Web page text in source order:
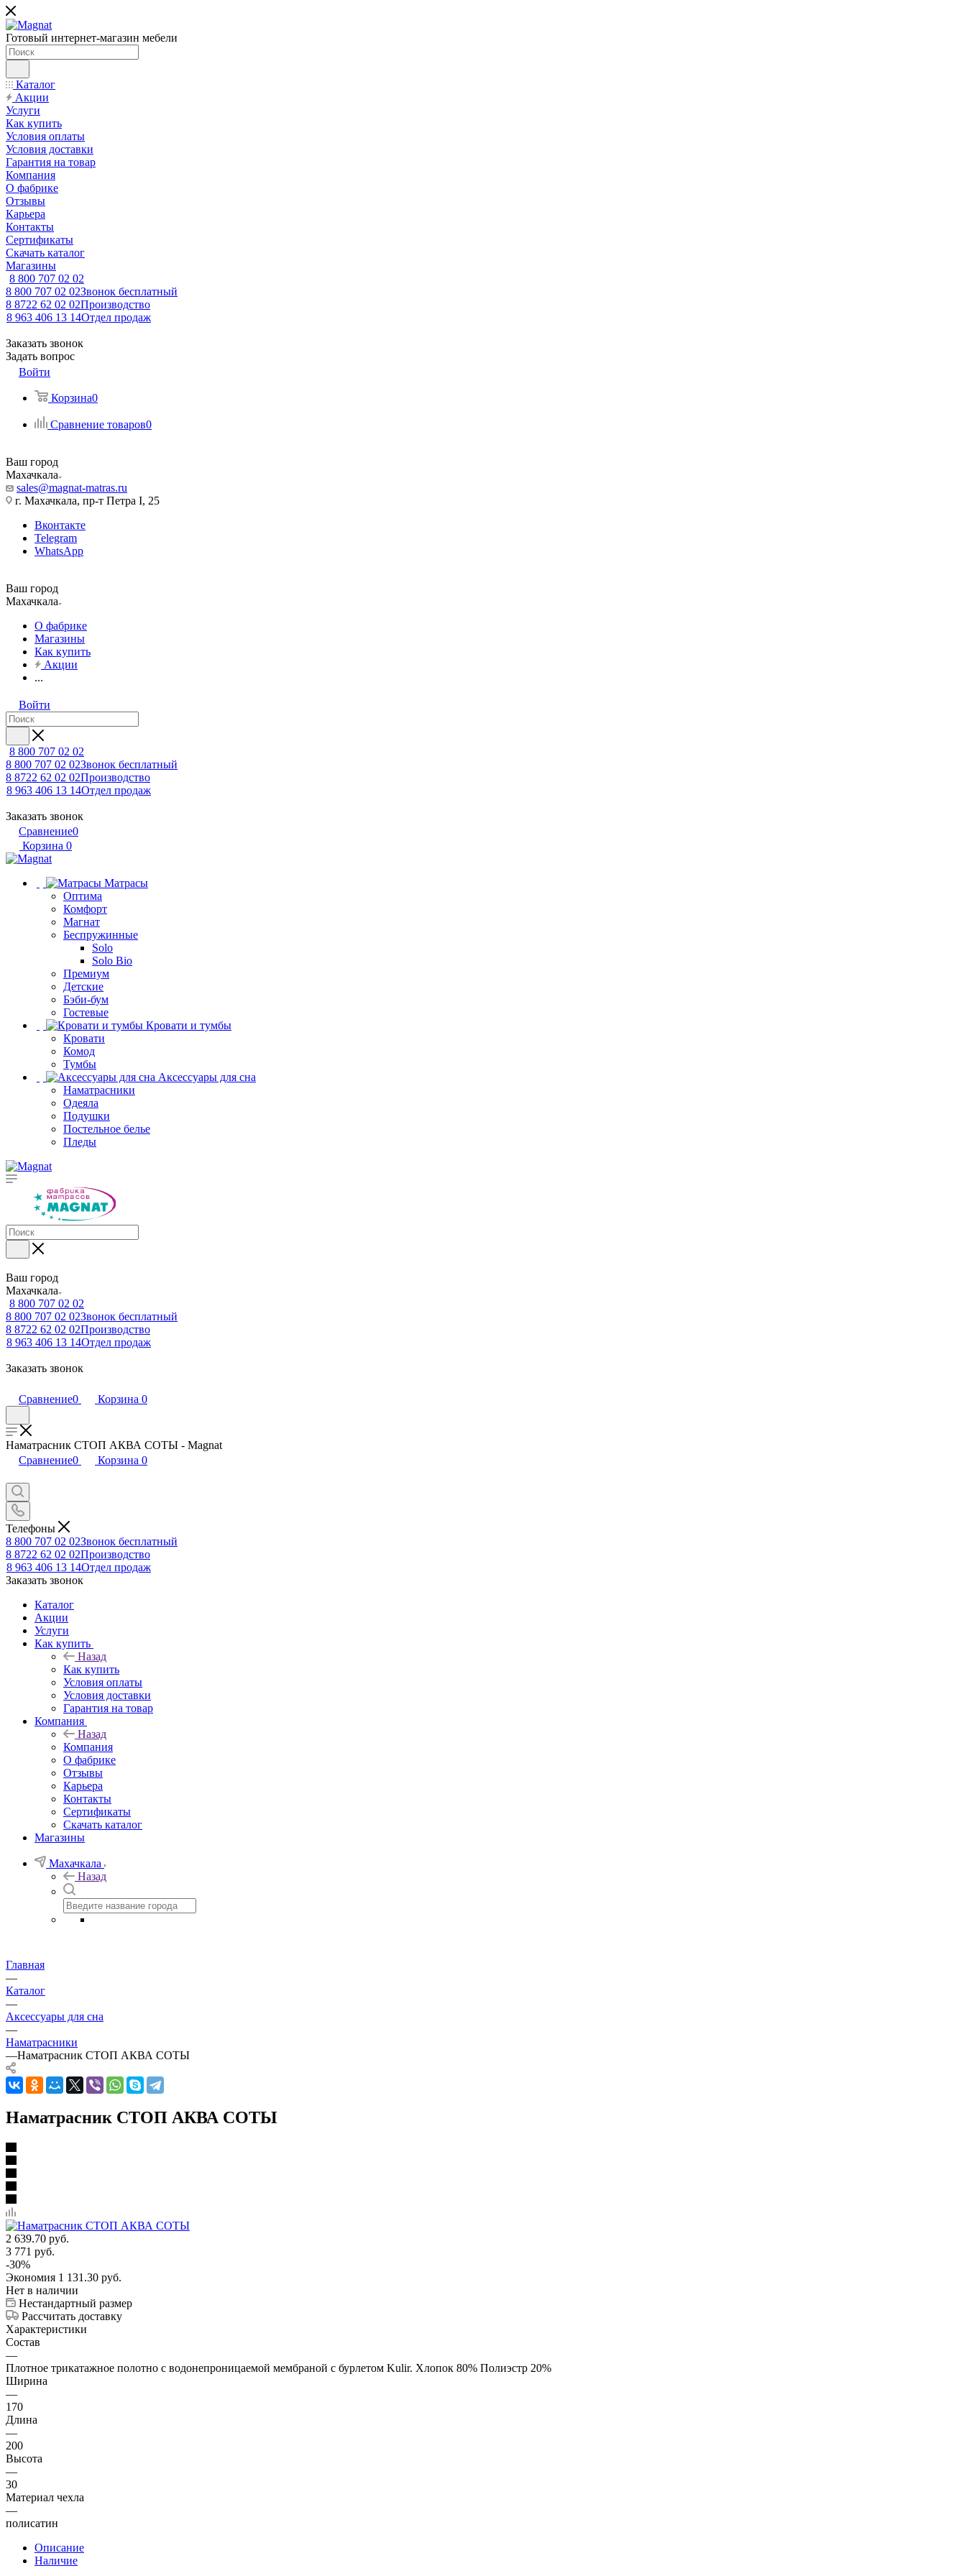
Готовый интернет-магазин мебели
Каталог
Акции
Услуги
Как купить
Условия оплаты
Условия доставки
Гарантия на товар
Компания
О фабрике
Отзывы
Карьера
Контакты
Сертификаты
Скачать каталог
Магазины
8 800 707 02 02
8 800 707 02 02Звонок бесплатный
8 8722 62 02 02Производство
8 963 406 13 14Отдел продаж
Заказать звонок
Задать вопрос
Войти
Корзина0
Сравнение товаров0
Ваш город
Махачкала
sales@magnat-matras.ru
г. Махачкала, пр-т Петра I, 25
Вконтакте
Telegram
WhatsApp
Ваш город
Махачкала
О фабрике
Магазины
Как купить
Акции
...
Войти
8 800 707 02 02
8 800 707 02 02Звонок бесплатный
8 8722 62 02 02Производство
8 963 406 13 14Отдел продаж
Заказать звонок
Сравнение0
Корзина 0
Матрасы
Оптима
Комфорт
Магнат
Беспружинные
Solo
Solo Bio
Премиум
Детские
Бэби-бум
Гостевые
Кровати и тумбы
Кровати
Комод
Тумбы
Аксессуары для сна
Наматрасники
Одеяла
Подушки
Постельное белье
Пледы
Ваш город
Махачкала
8 800 707 02 02
8 800 707 02 02Звонок бесплатный
8 8722 62 02 02Производство
8 963 406 13 14Отдел продаж
Заказать звонок
Сравнение0 Корзина 0
Наматрасник СТОП АКВА СОТЫ - Magnat
Сравнение0 Корзина 0
Телефоны
8 800 707 02 02Звонок бесплатный
8 8722 62 02 02Производство
8 963 406 13 14Отдел продаж
Заказать звонок
Каталог
Акции
Услуги
Как купить
Назад
Как купить
Условия оплаты
Условия доставки
Гарантия на товар
Компания
Назад
Компания
О фабрике
Отзывы
Карьера
Контакты
Сертификаты
Скачать каталог
Магазины
Махачкала
Назад
Главная
—
Каталог
—
Аксессуары для сна
—
Наматрасники
—Наматрасник СТОП АКВА СОТЫ
Наматрасник СТОП АКВА СОТЫ
2 639.70 руб.
3 771 руб.
-30%
Экономия 1 131.30 руб.
Нет в наличии
Нестандартный размер
Рассчитать доставку
Характеристики
Состав
—
Плотное трикатажное полотно с водонепроницаемой мембраной с бурлетом Kulir. Хлопок 80% Полиэстр 20%
Ширина
—
170
Длина
—
200
Высота
—
30
Материал чехла
—
полисатин
Описание
Наличие